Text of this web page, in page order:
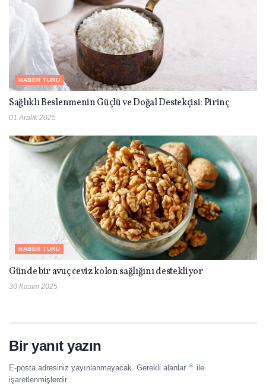
HABER TURU
Sağlıklı Beslenmenin Güçlü ve Doğal Destekçisi: Pirinç
01 Aralık 2025
HABER TURU
Günde bir avuç ceviz kolon sağlığını destekliyor
30 Kasım 2025
Bir yanıt yazın
E-posta adresiniz yayınlanmayacak. Gerekli alanlar * ile
işaretlenmişlerdir